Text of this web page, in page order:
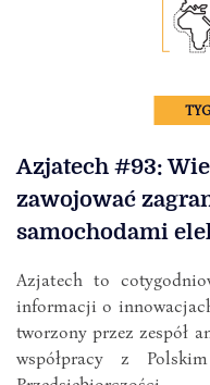
Azjatech #93:
zawojować
samochodami
Azjatech to
informacji o
tworzony przez zespół
współpracy z